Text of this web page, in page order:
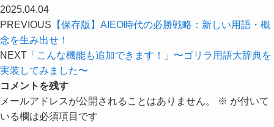
2025.04.04
PREVIOUS 【保存版】AIEO時代の必勝戦略：新しい用語・概
念を生み出せ！
NEXT 「こんな機能も追加できます！」〜ゴリラ用語大辞典を
実装してみました〜
コメントを残す
メールアドレスが公開されることはありません。
※ が付いて
いる欄は必須項目です